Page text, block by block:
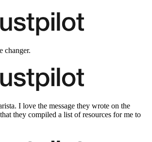
changer.
I love the message they wrote on the
they compiled a list of resources for me to